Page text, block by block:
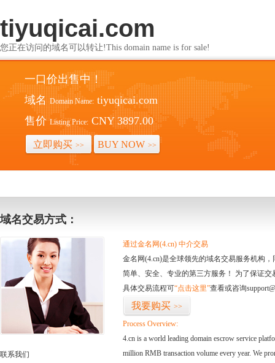
tiyuqicai.com
您正在访问的域名可以转让!This domain name is for sale!
一口价出售中！
域名 Domain Name: tiyuqicai.com
售价 Listing Price: CNY 3897.00
立即购买 >> BUY NOW >>
域名交易方式：
联系我们
通过金名网(4.cn) 中介交易
金名网(4.cn)是全球领先的域名交易服务机构
简单、安全、专业的第三方服务！ 为了保证
具体交易流程可“点击这里”查看或咨询
我要购买 >>
Process Overview:
4.cn is a world leading domain escrow service
million RMB transaction volume every year. We